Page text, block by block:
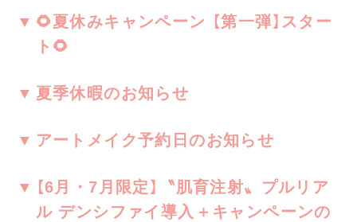
🌻夏休みキャンペーン 【第一弾】スター
ト🌻
夏季休暇のお知らせ
アートメイク予約日のお知らせ
【6月・7月限定】〝肌育注射〟プルリア
ル デンシファイ導入＋キャンペーンの